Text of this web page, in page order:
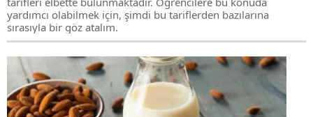
yardımcı olabilmek için, şimdi bu tariflerden bazılarına
sırasıyla bir göz atalım.